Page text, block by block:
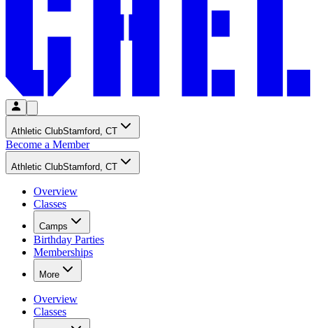
Athletic Club​​​​‌ ‍ ​‍​‍‌‍ ‌ ​‍‌‍‍‌‌‍‌ ‌‍‍‌‌‍ ‍​‍​‍​ ‍‍​‍​‍‌ ​ ‌‍​‌‌‍ ‍‌‍‍‌‌ ‌​‌ ‍‌​‍ ‍‌‍‍‌‌‍ ​‍​‍​‍ ​​‍​‍‌‍‍​‌ ​‍‌‍‌‌‌‍‌‍​‍​‍​ ‍‍​‍​‍‌‍‍​‌ ‌​‌ ‌​‌ ​​‌ ​ ​ ‍‍​‍ ​‍ ‌‍​ ‌‍‍​‌‍‌‌‌‍ ​‌ ​ ‌‍‌‌‌‍​‌‌ ​​‌‍‍‌‌‍‌‌‌ ​‍‌ ​ ​‍ ‍‌ ​ ‌‍​‌‌‍ ‍‌‍‍‌‌ ‌​‌ ‍‌​‍ ‍‌ ​ ‌ ‌​‌ ‌‌‌‍‌​‌‍‍‌‌‍ ​‍ ‌‍‍‌‌‍ ‍‌ ‌​‌‍‌‌‌‍ ‍‌ ‌​​‍ ‌‍‌‌‌‍‌​‌‍‍‌‌ ‌​​‍ ‌‍ ‌‌‍ ‌‍‌​‌‍‌‌​ ‌‌ ​​‌ ​‍‌‍‌‌‌ ​ ‌‍‌‌‌‍ ‍‌ ‌​‌‍​‌‌ ‌​‌‍‍‌‌‍ ‌‍ ‍​ ‍ ‌‍‍‌‌‍‌​​ ‌​ ​‍‌‍​‌​ ‍​​ ‌ ​ ​​​ ‌​​ ​ ​ ‌‍​‍ ‌​ ​‍​ ‌‍​ ‌‍‌‍‌​​‍ ‌​ ‌​‌‍‌‌​ ‍​​ ​​​‍ ‌​ ‍‌​ ‌‍​ ‌‌‌‍‌​​‍ ‌‌‍‌‍​ ‍‌​ ​‍‌‍​‍‌‍‌‍‌‍‌​‌‍‌‌​ ‌ ​ ‍‌​ ‌​‌‍​ ‌‍​ ​ ‍ ‌ ‌​‌ ‍‌‌ ​​‌‍‌‌​ ‌‌ ‌‍‌‍‌‌‌‍ ‍‌ ‌‌‌‍‌‌​ ‍ ‌ ​​‌‍​‌‌ ‌​‌‍‍​​ ‌‌ ​ ‌ ‌‌‌‍​‍‌​ ‍‌‍​‌‌ ‌‍‌‍‍‌‌‍‌ ‌‍​‌‌ ‌​‌‍‍‌‌‍ ‌‍ ‍​‍ ‍‌ ‌​‌‍‍‌‌ ‌​‌‍ ​‌‍‌‌​ ‌‍​‍‌‍​‌‌ ​ ‌‍‌‌‌‌‌‌‌ ​‍‌‍ ​​ ‌‌‍‍​‌ ‌​‌ ‌​‌ ​​‌ ​ ​‍‌‌​ ​ ‌​​‌​‍‌‌​ ​‍‌​‌‍​‍‌‌​ ​‍‌​‌‍‌‍​ ‌‍‍​‌‍‌‌‌‍ ​‌ ​ ‌‍‌‌‌‍​‌‌ ​​‌‍‍‌‌‍‌‌‌ ​‍‌ ​ ​‍ ‍‌ ​ ‌‍​‌‌‍ ‍‌‍‍‌‌ ‌​‌ ‍‌​‍ ‍‌ ​ ‌ ‌​‌ ‌‌‌‍‌​‌‍‍‌‌‍ ​‍‌‍‌‍‍‌‌‍‌​​ ‌​ ​‍‌‍​‌​ ‍​​ ‌ ​ ​​​ ‌​​ ​ ​ ‌‍​‍ ‌​ ​‍​ ‌‍​ ‌‍‌‍‌​​‍ ‌​ ‌​‌‍‌‌​ ‍​​ ​​​‍ ‌​ ‍‌​ ‌‍​ ‌‌‌‍‌​​‍ ‌‌‍‌‍​ ‍‌​ ​‍‌‍​‍‌‍‌‍‌‍‌​‌‍‌‌​ ‌ ​ ‍‌​ ‌​‌‍​ ‌‍​ ​‍‌‍‌ ‌​‌ ‍‌‌ ​​‌‍‌‌​ ‌‌ ‌‍‌‍‌‌‌‍ ‍‌ ‌‌‌‍‌‌​‍‌‍‌ ​​‌‍​‌‌ ‌​‌‍‍​​ ‌‌ ​ ‌ ‌‌‌‍​‍‌​ ‍‌‍​‌‌ ‌‍‌‍‍‌‌‍‌ ‌‍​‌‌ ‌​‌‍‍‌‌‍ ‌‍ ‍​‍ ‍‌ ‌​‌‍‍‌‌ ‌​‌‍ ​‌‍‌‌​‍‌‍‌ ​​‌‍‌‌‌ ​‍‌ ​ ‌ ​​‌‍‌‌‌‍​ ‌ ‌​‌‍‍‌‌ ‌‍‌‍‌‌​ ‌‌ ​​‌ ‌‌‌‍​‍‌‍ ​‌‍‍‌‌ ​ ‌‍‍​‌‍‌‌‌‍‌​​‍​‍‌ ‌Stamford, CT​​​​‌ ‍ ​‍​‍‌‍ ‌ ​‍‌‍‍‌‌‍‌ ‌‍‍‌‌‍ ‍​‍​‍​ ‍‍​‍​‍‌ ​ ‌‍​‌‌‍ ‍‌‍‍‌‌ ‌​‌ ‍‌​‍ ‍‌‍‍‌‌‍ ​‍​‍​‍ ​​‍​‍‌‍‍​‌ ​‍‌‍‌‌‌‍‌‍​‍​‍​ ‍‍​‍​‍‌‍‍​‌ ‌​‌ ‌​‌ ​​‌ ​ ​ ‍‍​‍ ​‍ ‌‍​ ‌‍‍​‌‍‌‌‌‍ ​‌ ​ ‌‍‌‌‌‍​‌‌ ​​‌‍‍‌‌‍‌‌‌ ​‍‌ ​ ​‍ ‍‌ ​ ‌‍​‌‌‍ ‍‌‍‍‌‌ ‌​‌ ‍‌​‍ ‍‌ ​ ‌ ‌​‌ ‌‌‌‍‌​‌‍‍‌‌‍ ​‍ ‌‍‍‌‌‍ ‍‌ ‌​‌‍‌‌‌‍ ‍‌ ‌​​‍ ‌‍‌‌‌‍‌​‌‍‍‌‌ ‌​​‍ ‌‍ ‌‌‍ ‌‍‌​‌‍‌‌​ ‌‌ ​​‌ ​‍‌‍‌‌‌ ​ ‌‍‌‌‌‍ ‍‌ ‌​‌‍​‌‌ ‌​‌‍‍‌‌‍ ‌‍ ‍​ ‍ ‌‍‍‌‌‍‌​​ ‌​ ​‍‌‍​‌​ ‍​​ ‌ ​ ​​​ ‌​​ ​ ​ ‌‍​‍ ‌​ ​‍​ ‌‍​ ‌‍‌‍‌​​‍ ‌​ ‌​‌‍‌‌​ ‍​​ ​​​‍ ‌​ ‍‌​ ‌‍​ ‌‌‌‍‌​​‍ ‌‌‍‌‍​ ‍‌​ ​‍‌‍​‍‌‍‌‍‌‍‌​‌‍‌‌​ ‌ ​ ‍‌​ ‌​‌‍​ ‌‍​ ​ ‍ ‌ ‌​‌ ‍‌‌ ​​‌‍‌‌​ ‌‌ ‌‍‌‍‌‌‌‍ ‍‌ ‌‌‌‍‌‌​ ‍ ‌ ​​‌‍​‌‌ ‌​‌‍‍​​ ‌‌ ‌‍‌‍‌‌‌‍ ‍‌ ‌‌‌‍‌‌‌​ ​‌‍ ‌‍​ ‌‍​‌‌ ‌​‌‍‍‌‌‍ ‌‍ ‍​ ‌‍​‍‌‍​‌‌ ​ ‌‍‌‌‌‌‌‌‌ ​‍‌‍ ​​ ‌‌‍‍​‌ ‌​‌ ‌​‌ ​​‌ ​ ​‍‌‌​ ​ ‌​​‌​‍‌‌​ ​‍‌​‌‍​‍‌‌​ ​‍‌​‌‍‌‍​ ‌‍‍​‌‍‌‌‌‍ ​‌ ​ ‌‍‌‌‌‍​‌‌ ​​‌‍‍‌‌‍‌‌‌ ​‍‌ ​ ​‍ ‍‌ ​ ‌‍​‌‌‍ ‍‌‍‍‌‌ ‌​‌ ‍‌​‍ ‍‌ ​ ‌ ‌​‌ ‌‌‌‍‌​‌‍‍‌‌‍ ​‍‌‍‌‍‍‌‌‍‌​​ ‌​ ​‍‌‍​‌​ ‍​​ ‌ ​ ​​​ ‌​​ ​ ​ ‌‍​‍ ‌​ ​‍​ ‌‍​ ‌‍‌‍‌​​‍ ‌​ ‌​‌‍‌‌​ ‍​​ ​​​‍ ‌​ ‍‌​ ‌‍​ ‌‌‌‍‌​​‍ ‌‌‍‌‍​ ‍‌​ ​‍‌‍​‍‌‍‌‍‌‍‌​‌‍‌‌​ ‌ ​ ‍‌​ ‌​‌‍​ ‌‍​ ​‍‌‍‌ ‌​‌ ‍‌‌ ​​‌‍‌‌​ ‌‌ ‌‍‌‍‌‌‌‍ ‍‌ ‌‌‌‍‌‌​‍‌‍‌ ​​‌‍​‌‌ ‌​‌‍‍​​ ‌‌ ‌‍‌‍‌‌‌‍ ‍‌ ‌‌‌‍‌‌‌​ ​‌‍ ‌‍​ ‌‍​‌‌ ‌​‌‍‍‌‌‍ ‌‍ ‍​‍‌‍‌ ​​‌‍‌‌‌ ​‍‌ ​ ‌ ​​‌‍‌‌‌‍​ ‌ ‌​‌‍‍‌‌ ‌‍‌‍‌‌​ ‌‌ ​​‌ ‌‌‌‍​‍‌‍ ​‌‍‍‌‌ ​ ‌‍‍​‌‍‌‌‌‍‌​​‍​‍‌ ‌
Become a Member​​​​‌ ‍ ​‍​‍‌‍ ‌ ​‍‌‍‍‌‌‍‌ ‌‍‍‌‌‍ ‍​‍​‍​ ‍‍​‍​‍‌ ​ ‌‍​‌‌‍ ‍‌‍‍‌‌ ‌​‌ ‍‌​‍ ‍‌‍‍‌‌‍ ​‍​‍​‍ ​​‍​‍‌‍‍​‌ ​‍‌‍‌‌‌‍‌‍​‍​‍​ ‍‍​‍​‍‌‍‍​‌ ‌​‌ ‌​‌ ​​‌ ​ ​ ‍‍​‍ ​‍ ‌‍​ ‌‍‍​‌‍‌‌‌‍ ​‌ ​ ‌‍‌‌‌‍​‌‌ ​​‌‍‍‌‌‍‌‌‌ ​‍‌ ​ ​‍ ‍‌ ​ ‌‍​‌‌‍ ‍‌‍‍‌‌ ‌​‌ ‍‌​‍ ‍‌ ​ ‌ ‌​‌ ‌‌‌‍‌​‌‍‍‌‌‍ ​‍ ‌‍‍‌‌‍ ‍‌ ‌​‌‍‌‌‌‍ ‍‌ ‌​​‍ ‌‍‌‌‌‍‌​‌‍‍‌‌ ‌​​‍ ‌‍ ‌‌‍ ‌‍‌​‌‍‌‌​ ‌‌ ​​‌ ​‍‌‍‌‌‌ ​ ‌‍‌‌‌‍ ‍‌ ‌​‌‍​‌‌ ‌​‌‍‍‌‌‍ ‌‍ ‍​ ‍ ‌‍‍‌‌‍‌​​ ‌​ ​‍‌‍​‌​ ‍​​ ‌ ​ ​​​ ‌​​ ​ ​ ‌‍​‍ ‌​ ​‍​ ‌‍​ ‌‍‌‍‌​​‍ ‌​ ‌​‌‍‌‌​ ‍​​ ​​​‍ ‌​ ‍‌​ ‌‍​ ‌‌‌‍‌​​‍ ‌‌‍‌‍​ ‍‌​ ​‍‌‍​‍‌‍‌‍‌‍‌​‌‍‌‌​ ‌ ​ ‍‌​ ‌​‌‍​ ‌‍​ ​ ‍ ‌ ‌​‌ ‍‌‌ ​​‌‍‌‌​ ‌‌ ‌‍‌‍‌‌‌‍ ‍‌ ‌‌‌‍‌‌​ ‍ ‌ ​​‌‍​‌‌ ‌​‌‍‍​​ ‌‌ ​ ‌ ‌‌‌‍​‍‌​ ‍‌‍​‌‌ ‌‍‌‍‍‌‌‍‌ ‌‍​‌‌ ‌​‌‍‍‌‌‍ ‌‍ ‍​‍ ‍‌‍​ ‌ ‌​‌‍​‌‌​​‍‌ ‌‌‌ ‌​‌ ‌​‌‍ ‌‍ ‍​‍ ‍‌‍​‍‌ ‌‌‌ ‌​‌ ‌​‌‍ ‌‍ ‍‌ ​ ​‍‌‌​ ‌‌‌​​‍‌‌ ‌‍‍ ‌‍‌‌‌ ‍‌​‍‌‌​ ​ ‌​‌​​‍‌‌​ ​ ‌​‌​​‍‌‌​ ​‍​ ​‍​ ‌​​ ‌‌​ ‌​‌‍‌​‌‍​ ​ ‍​​ ‌ ‌‍‌‌​ ‌ ​ ​‌​ ‌‌​ ‌ ​‍‌‌​ ​‍​ ​‍​‍‌‌​ ‌‌‌​‌​​‍ ‍‌ ‌​‌‍‌‌‌ ‍​‌ ‌​​ ‌‍​‍‌‍​‌‌ ​ ‌‍‌‌‌‌‌‌‌ ​‍‌‍ ​​ ‌‌‍‍​‌ ‌​‌ ‌​‌ ​​‌ ​ ​‍‌‌​ ​ ‌​​‌​‍‌‌​ ​‍‌​‌‍​‍‌‌​ ​‍‌​‌‍‌‍​ ‌‍‍​‌‍‌‌‌‍ ​‌ ​ ‌‍‌‌‌‍​‌‌ ​​‌‍‍‌‌‍‌‌‌ ​‍‌ ​ ​‍ ‍‌ ​ ‌‍​‌‌‍ ‍‌‍‍‌‌ ‌​‌ ‍‌​‍ ‍‌ ​ ‌ ‌​‌ ‌‌‌‍‌​‌‍‍‌‌‍ ​‍‌‍‌‍‍‌‌‍‌​​ ‌​ ​‍‌‍​‌​ ‍​​ ‌ ​ ​​​ ‌​​ ​ ​ ‌‍​‍ ‌​ ​‍​ ‌‍​ ‌‍‌‍‌​​‍ ‌​ ‌​‌‍‌‌​ ‍​​ ​​​‍ ‌​ ‍‌​ ‌‍​ ‌‌‌‍‌​​‍ ‌‌‍‌‍​ ‍‌​ ​‍‌‍​‍‌‍‌‍‌‍‌​‌‍‌‌​ ‌ ​ ‍‌​ ‌​‌‍​ ‌‍​ ​‍‌‍‌ ‌​‌ ‍‌‌ ​​‌‍‌‌​ ‌‌ ‌‍‌‍‌‌‌‍ ‍‌ ‌‌‌‍‌‌​‍‌‍‌ ​​‌‍​‌‌ ‌​‌‍‍​​ ‌‌ ​ ‌ ‌‌‌‍​‍‌​ ‍‌‍​‌‌ ‌‍‌‍‍‌‌‍‌ ‌‍​‌‌ ‌​‌‍‍‌‌‍ ‌‍ ‍​‍ ‍‌‍​ ‌ ‌​‌‍​‌‌​​‍‌ ‌‌‌ ‌​‌ ‌​‌‍ ‌‍ ‍​‍ ‍‌‍​‍‌ ‌‌‌ ‌​‌ ‌​‌‍ ‌‍ ‍‌ ​ ​‍‌‌​ ‌‌‌​​‍‌‌ ‌‍‍ ‌‍‌‌‌ ‍‌​‍‌‌​ ​ ‌​‌​​‍‌‌​ ​ ‌​‌​​‍‌‌​ ​‍​ ​‍​ ‌​​ ‌‌​ ‌​‌‍‌​‌‍​ ​ ‍​​ ‌ ‌‍‌‌​ ‌ ​ ​‌​ ‌‌​ ‌ ​‍‌‌​ ​‍​ ​‍​‍‌‌​ ‌‌‌​‌​​‍ ‍‌ ‌​‌‍‌‌‌ ‍​‌ ‌​​‍‌‍‌ ​​‌‍‌‌‌ ​‍‌ ​ ‌ ​​‌‍‌‌‌‍​ ‌ ‌​‌‍‍‌‌ ‌‍‌‍‌‌​ ‌‌ ​​‌ ‌‌‌‍​‍‌‍ ​‌‍‍‌‌ ​ ‌‍‍​‌‍‌‌‌‍‌​​‍​‍‌ ‌
Athletic Club​​​​‌ ‍ ​‍​‍‌‍ ‌ ​‍‌‍‍‌‌‍‌ ‌‍‍‌‌‍ ‍​‍​‍​ ‍‍​‍​‍‌ ​ ‌‍​‌‌‍ ‍‌‍‍‌‌ ‌​‌ ‍‌​‍ ‍‌‍‍‌‌‍ ​‍​‍​‍ ​​‍​‍‌‍‍​‌ ​‍‌‍‌‌‌‍‌‍​‍​‍​ ‍‍​‍​‍‌‍‍​‌ ‌​‌ ‌​‌ ​​‌ ​ ​ ‍‍​‍ ​‍ ‌‍​ ‌‍‍​‌‍‌‌‌‍ ​‌ ​ ‌‍‌‌‌‍​‌‌ ​​‌‍‍‌‌‍‌‌‌ ​‍‌ ​ ​‍ ‍‌ ​ ‌‍​‌‌‍ ‍‌‍‍‌‌ ‌​‌ ‍‌​‍ ‍‌ ​ ‌ ‌​‌ ‌‌‌‍‌​‌‍‍‌‌‍ ​‍ ‌‍‍‌‌‍ ‍‌ ‌​‌‍‌‌‌‍ ‍‌ ‌​​‍ ‌‍‌‌‌‍‌​‌‍‍‌‌ ‌​​‍ ‌‍ ‌‌‍ ‌‍‌​‌‍‌‌​ ‌‌ ​​‌ ​‍‌‍‌‌‌ ​ ‌‍‌‌‌‍ ‍‌ ‌​‌‍​‌‌ ‌​‌‍‍‌‌‍ ‌‍ ‍​ ‍ ‌‍‍‌‌‍‌​​ ‌​ ​‍‌‍​‌​ ‍​​ ‌ ​ ​​​ ‌​​ ​ ​ ‌‍​‍ ‌​ ​‍​ ‌‍​ ‌‍‌‍‌​​‍ ‌​ ‌​‌‍‌‌​ ‍​​ ​​​‍ ‌​ ‍‌​ ‌‍​ ‌‌‌‍‌​​‍ ‌‌‍‌‍​ ‍‌​ ​‍‌‍​‍‌‍‌‍‌‍‌​‌‍‌‌​ ‌ ​ ‍‌​ ‌​‌‍​ ‌‍​ ​ ‍ ‌ ‌​‌ ‍‌‌ ​​‌‍‌‌​ ‌‌ ‌‍‌‍‌‌‌‍ ‍‌ ‌‌‌‍‌‌​ ‍ ‌ ​​‌‍​‌‌ ‌​‌‍‍​​ ‌‌ ​ ‌ ‌‌‌‍​‍‌​ ‍‌‍​‌‌ ‌‍‌‍‍‌‌‍‌ ‌‍​‌‌ ‌​‌‍‍‌‌‍ ‌‍ ‍​‍ ‍‌ ‌​‌‍‍‌‌ ‌​‌‍ ​‌‍‌‌​ ‌‍​‍‌‍​‌‌ ​ ‌‍‌‌‌‌‌‌‌ ​‍‌‍ ​​ ‌‌‍‍​‌ ‌​‌ ‌​‌ ​​‌ ​ ​‍‌‌​ ​ ‌​​‌​‍‌‌​ ​‍‌​‌‍​‍‌‌​ ​‍‌​‌‍‌‍​ ‌‍‍​‌‍‌‌‌‍ ​‌ ​ ‌‍‌‌‌‍​‌‌ ​​‌‍‍‌‌‍‌‌‌ ​‍‌ ​ ​‍ ‍‌ ​ ‌‍​‌‌‍ ‍‌‍‍‌‌ ‌​‌ ‍‌​‍ ‍‌ ​ ‌ ‌​‌ ‌‌‌‍‌​‌‍‍‌‌‍ ​‍‌‍‌‍‍‌‌‍‌​​ ‌​ ​‍‌‍​‌​ ‍​​ ‌ ​ ​​​ ‌​​ ​ ​ ‌‍​‍ ‌​ ​‍​ ‌‍​ ‌‍‌‍‌​​‍ ‌​ ‌​‌‍‌‌​ ‍​​ ​​​‍ ‌​ ‍‌​ ‌‍​ ‌‌‌‍‌​​‍ ‌‌‍‌‍​ ‍‌​ ​‍‌‍​‍‌‍‌‍‌‍‌​‌‍‌‌​ ‌ ​ ‍‌​ ‌​‌‍​ ‌‍​ ​‍‌‍‌ ‌​‌ ‍‌‌ ​​‌‍‌‌​ ‌‌ ‌‍‌‍‌‌‌‍ ‍‌ ‌‌‌‍‌‌​‍‌‍‌ ​​‌‍​‌‌ ‌​‌‍‍​​ ‌‌ ​ ‌ ‌‌‌‍​‍‌​ ‍‌‍​‌‌ ‌‍‌‍‍‌‌‍‌ ‌‍​‌‌ ‌​‌‍‍‌‌‍ ‌‍ ‍​‍ ‍‌ ‌​‌‍‍‌‌ ‌​‌‍ ​‌‍‌‌​‍‌‍‌ ​​‌‍‌‌‌ ​‍‌ ​ ‌ ​​‌‍‌‌‌‍​ ‌ ‌​‌‍‍‌‌ ‌‍‌‍‌‌​ ‌‌ ​​‌ ‌‌‌‍​‍‌‍ ​‌‍‍‌‌ ​ ‌‍‍​‌‍‌‌‌‍‌​​‍​‍‌ ‌Stamford, CT​​​​‌ ‍ ​‍​‍‌‍ ‌ ​‍‌‍‍‌‌‍‌ ‌‍‍‌‌‍ ‍​‍​‍​ ‍‍​‍​‍‌ ​ ‌‍​‌‌‍ ‍‌‍‍‌‌ ‌​‌ ‍‌​‍ ‍‌‍‍‌‌‍ ​‍​‍​‍ ​​‍​‍‌‍‍​‌ ​‍‌‍‌‌‌‍‌‍​‍​‍​ ‍‍​‍​‍‌‍‍​‌ ‌​‌ ‌​‌ ​​‌ ​ ​ ‍‍​‍ ​‍ ‌‍​ ‌‍‍​‌‍‌‌‌‍ ​‌ ​ ‌‍‌‌‌‍​‌‌ ​​‌‍‍‌‌‍‌‌‌ ​‍‌ ​ ​‍ ‍‌ ​ ‌‍​‌‌‍ ‍‌‍‍‌‌ ‌​‌ ‍‌​‍ ‍‌ ​ ‌ ‌​‌ ‌‌‌‍‌​‌‍‍‌‌‍ ​‍ ‌‍‍‌‌‍ ‍‌ ‌​‌‍‌‌‌‍ ‍‌ ‌​​‍ ‌‍‌‌‌‍‌​‌‍‍‌‌ ‌​​‍ ‌‍ ‌‌‍ ‌‍‌​‌‍‌‌​ ‌‌ ​​‌ ​‍‌‍‌‌‌ ​ ‌‍‌‌‌‍ ‍‌ ‌​‌‍​‌‌ ‌​‌‍‍‌‌‍ ‌‍ ‍​ ‍ ‌‍‍‌‌‍‌​​ ‌​ ​‍‌‍​‌​ ‍​​ ‌ ​ ​​​ ‌​​ ​ ​ ‌‍​‍ ‌​ ​‍​ ‌‍​ ‌‍‌‍‌​​‍ ‌​ ‌​‌‍‌‌​ ‍​​ ​​​‍ ‌​ ‍‌​ ‌‍​ ‌‌‌‍‌​​‍ ‌‌‍‌‍​ ‍‌​ ​‍‌‍​‍‌‍‌‍‌‍‌​‌‍‌‌​ ‌ ​ ‍‌​ ‌​‌‍​ ‌‍​ ​ ‍ ‌ ‌​‌ ‍‌‌ ​​‌‍‌‌​ ‌‌ ‌‍‌‍‌‌‌‍ ‍‌ ‌‌‌‍‌‌​ ‍ ‌ ​​‌‍​‌‌ ‌​‌‍‍​​ ‌‌ ‌‍‌‍‌‌‌‍ ‍‌ ‌‌‌‍‌‌‌​ ​‌‍ ‌‍​ ‌‍​‌‌ ‌​‌‍‍‌‌‍ ‌‍ ‍​ ‌‍​‍‌‍​‌‌ ​ ‌‍‌‌‌‌‌‌‌ ​‍‌‍ ​​ ‌‌‍‍​‌ ‌​‌ ‌​‌ ​​‌ ​ ​‍‌‌​ ​ ‌​​‌​‍‌‌​ ​‍‌​‌‍​‍‌‌​ ​‍‌​‌‍‌‍​ ‌‍‍​‌‍‌‌‌‍ ​‌ ​ ‌‍‌‌‌‍​‌‌ ​​‌‍‍‌‌‍‌‌‌ ​‍‌ ​ ​‍ ‍‌ ​ ‌‍​‌‌‍ ‍‌‍‍‌‌ ‌​‌ ‍‌​‍ ‍‌ ​ ‌ ‌​‌ ‌‌‌‍‌​‌‍‍‌‌‍ ​‍‌‍‌‍‍‌‌‍‌​​ ‌​ ​‍‌‍​‌​ ‍​​ ‌ ​ ​​​ ‌​​ ​ ​ ‌‍​‍ ‌​ ​‍​ ‌‍​ ‌‍‌‍‌​​‍ ‌​ ‌​‌‍‌‌​ ‍​​ ​​​‍ ‌​ ‍‌​ ‌‍​ ‌‌‌‍‌​​‍ ‌‌‍‌‍​ ‍‌​ ​‍‌‍​‍‌‍‌‍‌‍‌​‌‍‌‌​ ‌ ​ ‍‌​ ‌​‌‍​ ‌‍​ ​‍‌‍‌ ‌​‌ ‍‌‌ ​​‌‍‌‌​ ‌‌ ‌‍‌‍‌‌‌‍ ‍‌ ‌‌‌‍‌‌​‍‌‍‌ ​​‌‍​‌‌ ‌​‌‍‍​​ ‌‌ ‌‍‌‍‌‌‌‍ ‍‌ ‌‌‌‍‌‌‌​ ​‌‍ ‌‍​ ‌‍​‌‌ ‌​‌‍‍‌‌‍ ‌‍ ‍​‍‌‍‌ ​​‌‍‌‌‌ ​‍‌ ​ ‌ ​​‌‍‌‌‌‍​ ‌ ‌​‌‍‍‌‌ ‌‍‌‍‌‌​ ‌‌ ​​‌ ‌‌‌‍​‍‌‍ ​‌‍‍‌‌ ​ ‌‍‍​‌‍‌‌‌‍‌​​‍​‍‌ ‌
Overview​​​​‌ ‍ ​‍​‍‌‍ ‌ ​‍‌‍‍‌‌‍‌ ‌‍‍‌‌‍ ‍​‍​‍​ ‍‍​‍​‍‌ ​ ‌‍​‌‌‍ ‍‌‍‍‌‌ ‌​‌ ‍‌​‍ ‍‌‍‍‌‌‍ ​‍​‍​‍ ​​‍​‍‌‍‍​‌ ​‍‌‍‌‌‌‍‌‍​‍​‍​ ‍‍​‍​‍‌‍‍​‌ ‌​‌ ‌​‌ ​​‌ ​ ​ ‍‍​‍ ​‍ ‌‍​ ‌‍‍​‌‍‌‌‌‍ ​‌ ​ ‌‍‌‌‌‍​‌‌ ​​‌‍‍‌‌‍‌‌‌ ​‍‌ ​ ​‍ ‍‌ ​ ‌‍​‌‌‍ ‍‌‍‍‌‌ ‌​‌ ‍‌​‍ ‍‌ ​ ‌ ‌​‌ ‌‌‌‍‌​‌‍‍‌‌‍ ​‍ ‌‍‍‌‌‍ ‍‌ ‌​‌‍‌‌‌‍ ‍‌ ‌​​‍ ‌‍‌‌‌‍‌​‌‍‍‌‌ ‌​​‍ ‌‍ ‌‌‍ ‌‍‌​‌‍‌‌​ ‌‌ ​​‌ ​‍‌‍‌‌‌ ​ ‌‍‌‌‌‍ ‍‌ ‌​‌‍​‌‌ ‌​‌‍‍‌‌‍ ‌‍ ‍​ ‍ ‌‍‍‌‌‍‌​​ ‌​ ​‍‌‍​‌​ ‍​​ ‌ ​ ​​​ ‌​​ ​ ​ ‌‍​‍ ‌​ ​‍​ ‌‍​ ‌‍‌‍‌​​‍ ‌​ ‌​‌‍‌‌​ ‍​​ ​​​‍ ‌​ ‍‌​ ‌‍​ ‌‌‌‍‌​​‍ ‌‌‍‌‍​ ‍‌​ ​‍‌‍​‍‌‍‌‍‌‍‌​‌‍‌‌​ ‌ ​ ‍‌​ ‌​‌‍​ ‌‍​ ​ ‍ ‌ ‌​‌ ‍‌‌ ​​‌‍‌‌​ ‌‌ ‌‍‌‍‌‌‌‍ ‍‌ ‌‌‌‍‌‌​ ‍ ‌ ​​‌‍​‌‌ ‌​‌‍‍​​ ‌‌ ​ ‌ ‌‌‌‍​‍‌​ ‍‌‍​‌‌ ‌‍‌‍‍‌‌‍‌ ‌‍​‌‌ ‌​‌‍‍‌‌‍ ‌‍ ‍​‍ ‍‌‍​ ‌‍ ‌‍ ​‌ ‌‌‌‍ ‌‌‍ ‍‌ ​ ​‍‌‌​ ‌‌‌​​‍‌‌ ‌‍‍ ‌‍‌‌‌ ‍‌​‍‌‌​ ​ ‌​‌​​‍‌‌​ ​ ‌​‌​​‍‌‌​ ​‍​ ​‍‌‍​‍​ ​ ‌‍‌​​ ​‌‌‍‌‍​ ​ ​ ‍‌‌‍‌​​ ‍​​ ‍‌​ ‌ ​ ​​​ ‍​​ ​‍‌‍‌​​ ‌ ​ ​​​ ​ ‌‍‌‍​ ​‍​ ​‌​ ​ ‌‍​‌​ ‍​​ ‍​​ ​‌‌‍​‍​ ‌‌‌‍​‌‌‍​‌‌‍​‌​ ‌‍​‍‌‌​ ​‍​ ​‍​‍‌‌​ ‌‌‌​‌​​‍ ‍‌‍ ​‌‍‍‌‌‍ ‍‌‍‍ ‌ ​ ​‍‌‌​ ‌‌‌​​‍‌‌ ‌‍‍ ‌‍‌‌‌ ‍‌​‍‌‌​ ​ ‌​‌​​‍‌‌​ ​ ‌​‌​​‍‌‌​ ​‍​ ​‍​ ‍‌​ ‍‌​ ​‌​ ‍​‌‍​ ‌‍​ ​ ​ ​ ‍​​ ​‍​ ​‍​ ​‍​ ‍‌​‍‌‌​ ​‍​ ​‍​‍‌‌​ ‌‌‌​‌​​‍ ‍‌ ‌​‌‍‍‌‌ ‌​‌‍ ​‌‍‌‌​ ‌‍​‍‌‍​‌‌ ​ ‌‍‌‌‌‌‌‌‌ ​‍‌‍ ​​ ‌‌‍‍​‌ ‌​‌ ‌​‌ ​​‌ ​ ​‍‌‌​ ​ ‌​​‌​‍‌‌​ ​‍‌​‌‍​‍‌‌​ ​‍‌​‌‍‌‍​ ‌‍‍​‌‍‌‌‌‍ ​‌ ​ ‌‍‌‌‌‍​‌‌ ​​‌‍‍‌‌‍‌‌‌ ​‍‌ ​ ​‍ ‍‌ ​ ‌‍​‌‌‍ ‍‌‍‍‌‌ ‌​‌ ‍‌​‍ ‍‌ ​ ‌ ‌​‌ ‌‌‌‍‌​‌‍‍‌‌‍ ​‍‌‍‌‍‍‌‌‍‌​​ ‌​ ​‍‌‍​‌​ ‍​​ ‌ ​ ​​​ ‌​​ ​ ​ ‌‍​‍ ‌​ ​‍​ ‌‍​ ‌‍‌‍‌​​‍ ‌​ ‌​‌‍‌‌​ ‍​​ ​​​‍ ‌​ ‍‌​ ‌‍​ ‌‌‌‍‌​​‍ ‌‌‍‌‍​ ‍‌​ ​‍‌‍​‍‌‍‌‍‌‍‌​‌‍‌‌​ ‌ ​ ‍‌​ ‌​‌‍​ ‌‍​ ​‍‌‍‌ ‌​‌ ‍‌‌ ​​‌‍‌‌​ ‌‌ ‌‍‌‍‌‌‌‍ ‍‌ ‌‌‌‍‌‌​‍‌‍‌ ​​‌‍​‌‌ ‌​‌‍‍​​ ‌‌ ​ ‌ ‌‌‌‍​‍‌​ ‍‌‍​‌‌ ‌‍‌‍‍‌‌‍‌ ‌‍​‌‌ ‌​‌‍‍‌‌‍ ‌‍ ‍​‍ ‍‌‍​ ‌‍ ‌‍ ​‌ ‌‌‌‍ ‌‌‍ ‍‌ ​ ​‍‌‌​ ‌‌‌​​‍‌‌ ‌‍‍ ‌‍‌‌‌ ‍‌​‍‌‌​ ​ ‌​‌​​‍‌‌​ ​ ‌​‌​​‍‌‌​ ​‍​ ​‍‌‍​‍​ ​ ‌‍‌​​ ​‌‌‍‌‍​ ​ ​ ‍‌‌‍‌​​ ‍​​ ‍‌​ ‌ ​ ​​​ ‍​​ ​‍‌‍‌​​ ‌ ​ ​​​ ​ ‌‍‌‍​ ​‍​ ​‌​ ​ ‌‍​‌​ ‍​​ ‍​​ ​‌‌‍​‍​ ‌‌‌‍​‌‌‍​‌‌‍​‌​ ‌‍​‍‌‌​ ​‍​ ​‍​‍‌‌​ ‌‌‌​‌​​‍ ‍‌‍ ​‌‍‍‌‌‍ ‍‌‍‍ ‌ ​ ​‍‌‌​ ‌‌‌​​‍‌‌ ‌‍‍ ‌‍‌‌‌ ‍‌​‍‌‌​ ​ ‌​‌​​‍‌‌​ ​ ‌​‌​​‍‌‌​ ​‍​ ​‍​ ‍‌​ ‍‌​ ​‌​ ‍​‌‍​ ‌‍​ ​ ​ ​ ‍​​ ​‍​ ​‍​ ​‍​ ‍‌​‍‌‌​ ​‍​ ​‍​‍‌‌​ ‌‌‌​‌​​‍ ‍‌ ‌​‌‍‍‌‌ ‌​‌‍ ​‌‍‌‌​‍‌‍‌ ​​‌‍‌‌‌ ​‍‌ ​ ‌ ​​‌‍‌‌‌‍​ ‌ ‌​‌‍‍‌‌ ‌‍‌‍‌‌​ ‌‌ ​​‌ ‌‌‌‍​‍‌‍ ​‌‍‍‌‌ ​ ‌‍‍​‌‍‌‌‌‍‌​​‍​‍‌ ‌
Classes​​​​‌ ‍ ​‍​‍‌‍ ‌ ​‍‌‍‍‌‌‍‌ ‌‍‍‌‌‍ ‍​‍​‍​ ‍‍​‍​‍‌ ​ ‌‍​‌‌‍ ‍‌‍‍‌‌ ‌​‌ ‍‌​‍ ‍‌‍‍‌‌‍ ​‍​‍​‍ ​​‍​‍‌‍‍​‌ ​‍‌‍‌‌‌‍‌‍​‍​‍​ ‍‍​‍​‍‌‍‍​‌ ‌​‌ ‌​‌ ​​‌ ​ ​ ‍‍​‍ ​‍ ‌‍​ ‌‍‍​‌‍‌‌‌‍ ​‌ ​ ‌‍‌‌‌‍​‌‌ ​​‌‍‍‌‌‍‌‌‌ ​‍‌ ​ ​‍ ‍‌ ​ ‌‍​‌‌‍ ‍‌‍‍‌‌ ‌​‌ ‍‌​‍ ‍‌ ​ ‌ ‌​‌ ‌‌‌‍‌​‌‍‍‌‌‍ ​‍ ‌‍‍‌‌‍ ‍‌ ‌​‌‍‌‌‌‍ ‍‌ ‌​​‍ ‌‍‌‌‌‍‌​‌‍‍‌‌ ‌​​‍ ‌‍ ‌‌‍ ‌‍‌​‌‍‌‌​ ‌‌ ​​‌ ​‍‌‍‌‌‌ ​ ‌‍‌‌‌‍ ‍‌ ‌​‌‍​‌‌ ‌​‌‍‍‌‌‍ ‌‍ ‍​ ‍ ‌‍‍‌‌‍‌​​ ‌​ ​‍‌‍​‌​ ‍​​ ‌ ​ ​​​ ‌​​ ​ ​ ‌‍​‍ ‌​ ​‍​ ‌‍​ ‌‍‌‍‌​​‍ ‌​ ‌​‌‍‌‌​ ‍​​ ​​​‍ ‌​ ‍‌​ ‌‍​ ‌‌‌‍‌​​‍ ‌‌‍‌‍​ ‍‌​ ​‍‌‍​‍‌‍‌‍‌‍‌​‌‍‌‌​ ‌ ​ ‍‌​ ‌​‌‍​ ‌‍​ ​ ‍ ‌ ‌​‌ ‍‌‌ ​​‌‍‌‌​ ‌‌ ‌‍‌‍‌‌‌‍ ‍‌ ‌‌‌‍‌‌​ ‍ ‌ ​​‌‍​‌‌ ‌​‌‍‍​​ ‌‌ ​ ‌ ‌‌‌‍​‍‌​ ‍‌‍​‌‌ ‌‍‌‍‍‌‌‍‌ ‌‍​‌‌ ‌​‌‍‍‌‌‍ ‌‍ ‍​‍ ‍‌‍​ ‌‍ ‌‍ ​‌ ‌‌‌‍ ‌‌‍ ‍‌ ​ ​‍‌‌​ ‌‌‌​​‍‌‌ ‌‍‍ ‌‍‌‌‌ ‍‌​‍‌‌​ ​ ‌​‌​​‍‌‌​ ​ ‌​‌​​‍‌‌​ ​‍​ ​‍​ ​​​ ​‍​ ‌ ‌‍‌‍​ ‍‌​ ‌ ‌‍​‍​ ​ ‌‍‌‌​ ‍‌‌‍‌‌‌‍​ ​‍‌‌​ ​‍​ ​‍​‍‌‌​ ‌‌‌​‌​​‍ ‍‌‍ ​‌‍‍‌‌‍ ‍‌‍‍ ‌ ​ ​‍‌‌​ ‌‌‌​​‍‌‌ ‌‍‍ ‌‍‌‌‌ ‍‌​‍‌‌​ ​ ‌​‌​​‍‌‌​ ​ ‌​‌​​‍‌‌​ ​‍​ ​‍​ ‍‌​ ‍‌​ ​‌​ ‍​‌‍​ ‌‍​ ​ ​ ​ ‍​​ ​‍​ ​‍​ ​‍​ ‍‌​‍‌‌​ ​‍​ ​‍​‍‌‌​ ‌‌‌​‌​​‍ ‍‌ ‌​‌‍‍‌‌ ‌​‌‍ ​‌‍‌‌​ ‌‍​‍‌‍​‌‌ ​ ‌‍‌‌‌‌‌‌‌ ​‍‌‍ ​​ ‌‌‍‍​‌ ‌​‌ ‌​‌ ​​‌ ​ ​‍‌‌​ ​ ‌​​‌​‍‌‌​ ​‍‌​‌‍​‍‌‌​ ​‍‌​‌‍‌‍​ ‌‍‍​‌‍‌‌‌‍ ​‌ ​ ‌‍‌‌‌‍​‌‌ ​​‌‍‍‌‌‍‌‌‌ ​‍‌ ​ ​‍ ‍‌ ​ ‌‍​‌‌‍ ‍‌‍‍‌‌ ‌​‌ ‍‌​‍ ‍‌ ​ ‌ ‌​‌ ‌‌‌‍‌​‌‍‍‌‌‍ ​‍‌‍‌‍‍‌‌‍‌​​ ‌​ ​‍‌‍​‌​ ‍​​ ‌ ​ ​​​ ‌​​ ​ ​ ‌‍​‍ ‌​ ​‍​ ‌‍​ ‌‍‌‍‌​​‍ ‌​ ‌​‌‍‌‌​ ‍​​ ​​​‍ ‌​ ‍‌​ ‌‍​ ‌‌‌‍‌​​‍ ‌‌‍‌‍​ ‍‌​ ​‍‌‍​‍‌‍‌‍‌‍‌​‌‍‌‌​ ‌ ​ ‍‌​ ‌​‌‍​ ‌‍​ ​‍‌‍‌ ‌​‌ ‍‌‌ ​​‌‍‌‌​ ‌‌ ‌‍‌‍‌‌‌‍ ‍‌ ‌‌‌‍‌‌​‍‌‍‌ ​​‌‍​‌‌ ‌​‌‍‍​​ ‌‌ ​ ‌ ‌‌‌‍​‍‌​ ‍‌‍​‌‌ ‌‍‌‍‍‌‌‍‌ ‌‍​‌‌ ‌​‌‍‍‌‌‍ ‌‍ ‍​‍ ‍‌‍​ ‌‍ ‌‍ ​‌ ‌‌‌‍ ‌‌‍ ‍‌ ​ ​‍‌‌​ ‌‌‌​​‍‌‌ ‌‍‍ ‌‍‌‌‌ ‍‌​‍‌‌​ ​ ‌​‌​​‍‌‌​ ​ ‌​‌​​‍‌‌​ ​‍​ ​‍​ ​​​ ​‍​ ‌ ‌‍‌‍​ ‍‌​ ‌ ‌‍​‍​ ​ ‌‍‌‌​ ‍‌‌‍‌‌‌‍​ ​‍‌‌​ ​‍​ ​‍​‍‌‌​ ‌‌‌​‌​​‍ ‍‌‍ ​‌‍‍‌‌‍ ‍‌‍‍ ‌ ​ ​‍‌‌​ ‌‌‌​​‍‌‌ ‌‍‍ ‌‍‌‌‌ ‍‌​‍‌‌​ ​ ‌​‌​​‍‌‌​ ​ ‌​‌​​‍‌‌​ ​‍​ ​‍​ ‍‌​ ‍‌​ ​‌​ ‍​‌‍​ ‌‍​ ​ ​ ​ ‍​​ ​‍​ ​‍​ ​‍​ ‍‌​‍‌‌​ ​‍​ ​‍​‍‌‌​ ‌‌‌​‌​​‍ ‍‌ ‌​‌‍‍‌‌ ‌​‌‍ ​‌‍‌‌​‍‌‍‌ ​​‌‍‌‌‌ ​‍‌ ​ ‌ ​​‌‍‌‌‌‍​ ‌ ‌​‌‍‍‌‌ ‌‍‌‍‌‌​ ‌‌ ​​‌ ‌‌‌‍​‍‌‍ ​‌‍‍‌‌ ​ ‌‍‍​‌‍‌‌‌‍‌​​‍​‍‌ ‌
Camps​​​​‌ ‍ ​‍​‍‌‍ ‌ ​‍‌‍‍‌‌‍‌ ‌‍‍‌‌‍ ‍​‍​‍​ ‍‍​‍​‍‌ ​ ‌‍​‌‌‍ ‍‌‍‍‌‌ ‌​‌ ‍‌​‍ ‍‌‍‍‌‌‍ ​‍​‍​‍ ​​‍​‍‌‍‍​‌ ​‍‌‍‌‌‌‍‌‍​‍​‍​ ‍‍​‍​‍‌‍‍​‌ ‌​‌ ‌​‌ ​​‌ ​ ​ ‍‍​‍ ​‍ ‌‍​ ‌‍‍​‌‍‌‌‌‍ ​‌ ​ ‌‍‌‌‌‍​‌‌ ​​‌‍‍‌‌‍‌‌‌ ​‍‌ ​ ​‍ ‍‌ ​ ‌‍​‌‌‍ ‍‌‍‍‌‌ ‌​‌ ‍‌​‍ ‍‌ ​ ‌ ‌​‌ ‌‌‌‍‌​‌‍‍‌‌‍ ​‍ ‌‍‍‌‌‍ ‍‌ ‌​‌‍‌‌‌‍ ‍‌ ‌​​‍ ‌‍‌‌‌‍‌​‌‍‍‌‌ ‌​​‍ ‌‍ ‌‌‍ ‌‍‌​‌‍‌‌​ ‌‌ ​​‌ ​‍‌‍‌‌‌ ​ ‌‍‌‌‌‍ ‍‌ ‌​‌‍​‌‌ ‌​‌‍‍‌‌‍ ‌‍ ‍​ ‍ ‌‍‍‌‌‍‌​​ ‌​ ​‍‌‍​‌​ ‍​​ ‌ ​ ​​​ ‌​​ ​ ​ ‌‍​‍ ‌​ ​‍​ ‌‍​ ‌‍‌‍‌​​‍ ‌​ ‌​‌‍‌‌​ ‍​​ ​​​‍ ‌​ ‍‌​ ‌‍​ ‌‌‌‍‌​​‍ ‌‌‍‌‍​ ‍‌​ ​‍‌‍​‍‌‍‌‍‌‍‌​‌‍‌‌​ ‌ ​ ‍‌​ ‌​‌‍​ ‌‍​ ​ ‍ ‌ ‌​‌ ‍‌‌ ​​‌‍‌‌​ ‌‌ ‌‍‌‍‌‌‌‍ ‍‌ ‌‌‌‍‌‌​ ‍ ‌ ​​‌‍​‌‌ ‌​‌‍‍​​ ‌‌ ​ ‌ ‌‌‌‍​‍‌​ ‍‌‍​‌‌ ‌‍‌‍‍‌‌‍‌ ‌‍​‌‌ ‌​‌‍‍‌‌‍ ‌‍ ‍​‍ ‍‌‍​ ‌‍ ‌‍ ​‌ ‌‌‌‍ ‌‌‍ ‍‌ ​ ​‍‌‌​ ‌‌‌​​‍‌‌ ‌‍‍ ‌‍‌‌‌ ‍‌​‍‌‌​ ​ ‌​‌​​‍‌‌​ ​ ‌​‌​​‍‌‌​ ​‍​ ​‍​ ‌​​ ​ ‌‍‌‍​ ​ ​ ‌ ​ ​​​ ‌ ​ ‌ ​ ‌‍​ ‌‍‌‍​‌​ ​​​‍‌‌​ ​‍​ ​‍​‍‌‌​ ‌‌‌​‌​​‍ ‍‌ ‌​‌‍‍‌‌ ‌​‌‍ ​‌‍‌‌​ ‌‍​‍‌‍​‌‌ ​ ‌‍‌‌‌‌‌‌‌ ​‍‌‍ ​​ ‌‌‍‍​‌ ‌​‌ ‌​‌ ​​‌ ​ ​‍‌‌​ ​ ‌​​‌​‍‌‌​ ​‍‌​‌‍​‍‌‌​ ​‍‌​‌‍‌‍​ ‌‍‍​‌‍‌‌‌‍ ​‌ ​ ‌‍‌‌‌‍​‌‌ ​​‌‍‍‌‌‍‌‌‌ ​‍‌ ​ ​‍ ‍‌ ​ ‌‍​‌‌‍ ‍‌‍‍‌‌ ‌​‌ ‍‌​‍ ‍‌ ​ ‌ ‌​‌ ‌‌‌‍‌​‌‍‍‌‌‍ ​‍‌‍‌‍‍‌‌‍‌​​ ‌​ ​‍‌‍​‌​ ‍​​ ‌ ​ ​​​ ‌​​ ​ ​ ‌‍​‍ ‌​ ​‍​ ‌‍​ ‌‍‌‍‌​​‍ ‌​ ‌​‌‍‌‌​ ‍​​ ​​​‍ ‌​ ‍‌​ ‌‍​ ‌‌‌‍‌​​‍ ‌‌‍‌‍​ ‍‌​ ​‍‌‍​‍‌‍‌‍‌‍‌​‌‍‌‌​ ‌ ​ ‍‌​ ‌​‌‍​ ‌‍​ ​‍‌‍‌ ‌​‌ ‍‌‌ ​​‌‍‌‌​ ‌‌ ‌‍‌‍‌‌‌‍ ‍‌ ‌‌‌‍‌‌​‍‌‍‌ ​​‌‍​‌‌ ‌​‌‍‍​​ ‌‌ ​ ‌ ‌‌‌‍​‍‌​ ‍‌‍​‌‌ ‌‍‌‍‍‌‌‍‌ ‌‍​‌‌ ‌​‌‍‍‌‌‍ ‌‍ ‍​‍ ‍‌‍​ ‌‍ ‌‍ ​‌ ‌‌‌‍ ‌‌‍ ‍‌ ​ ​‍‌‌​ ‌‌‌​​‍‌‌ ‌‍‍ ‌‍‌‌‌ ‍‌​‍‌‌​ ​ ‌​‌​​‍‌‌​ ​ ‌​‌​​‍‌‌​ ​‍​ ​‍​ ‌​​ ​ ‌‍‌‍​ ​ ​ ‌ ​ ​​​ ‌ ​ ‌ ​ ‌‍​ ‌‍‌‍​‌​ ​​​‍‌‌​ ​‍​ ​‍​‍‌‌​ ‌‌‌​‌​​‍ ‍‌ ‌​‌‍‍‌‌ ‌​‌‍ ​‌‍‌‌​‍‌‍‌ ​​‌‍‌‌‌ ​‍‌ ​ ‌ ​​‌‍‌‌‌‍​ ‌ ‌​‌‍‍‌‌ ‌‍‌‍‌‌​ ‌‌ ​​‌ ‌‌‌‍​‍‌‍ ​‌‍‍‌‌ ​ ‌‍‍​‌‍‌‌‌‍‌​​‍​‍‌ ‌
Birthday Parties​​​​‌ ‍ ​‍​‍‌‍ ‌ ​‍‌‍‍‌‌‍‌ ‌‍‍‌‌‍ ‍​‍​‍​ ‍‍​‍​‍‌ ​ ‌‍​‌‌‍ ‍‌‍‍‌‌ ‌​‌ ‍‌​‍ ‍‌‍‍‌‌‍ ​‍​‍​‍ ​​‍​‍‌‍‍​‌ ​‍‌‍‌‌‌‍‌‍​‍​‍​ ‍‍​‍​‍‌‍‍​‌ ‌​‌ ‌​‌ ​​‌ ​ ​ ‍‍​‍ ​‍ ‌‍​ ‌‍‍​‌‍‌‌‌‍ ​‌ ​ ‌‍‌‌‌‍​‌‌ ​​‌‍‍‌‌‍‌‌‌ ​‍‌ ​ ​‍ ‍‌ ​ ‌‍​‌‌‍ ‍‌‍‍‌‌ ‌​‌ ‍‌​‍ ‍‌ ​ ‌ ‌​‌ ‌‌‌‍‌​‌‍‍‌‌‍ ​‍ ‌‍‍‌‌‍ ‍‌ ‌​‌‍‌‌‌‍ ‍‌ ‌​​‍ ‌‍‌‌‌‍‌​‌‍‍‌‌ ‌​​‍ ‌‍ ‌‌‍ ‌‍‌​‌‍‌‌​ ‌‌ ​​‌ ​‍‌‍‌‌‌ ​ ‌‍‌‌‌‍ ‍‌ ‌​‌‍​‌‌ ‌​‌‍‍‌‌‍ ‌‍ ‍​ ‍ ‌‍‍‌‌‍‌​​ ‌​ ​‍‌‍​‌​ ‍​​ ‌ ​ ​​​ ‌​​ ​ ​ ‌‍​‍ ‌​ ​‍​ ‌‍​ ‌‍‌‍‌​​‍ ‌​ ‌​‌‍‌‌​ ‍​​ ​​​‍ ‌​ ‍‌​ ‌‍​ ‌‌‌‍‌​​‍ ‌‌‍‌‍​ ‍‌​ ​‍‌‍​‍‌‍‌‍‌‍‌​‌‍‌‌​ ‌ ​ ‍‌​ ‌​‌‍​ ‌‍​ ​ ‍ ‌ ‌​‌ ‍‌‌ ​​‌‍‌‌​ ‌‌ ‌‍‌‍‌‌‌‍ ‍‌ ‌‌‌‍‌‌​ ‍ ‌ ​​‌‍​‌‌ ‌​‌‍‍​​ ‌‌ ​ ‌ ‌‌‌‍​‍‌​ ‍‌‍​‌‌ ‌‍‌‍‍‌‌‍‌ ‌‍​‌‌ ‌​‌‍‍‌‌‍ ‌‍ ‍​‍ ‍‌‍​ ‌‍ ‌‍ ​‌ ‌‌‌‍ ‌‌‍ ‍‌ ​ ​‍‌‌​ ‌‌‌​​‍‌‌ ‌‍‍ ‌‍‌‌‌ ‍‌​‍‌‌​ ​ ‌​‌​​‍‌‌​ ​ ‌​‌​​‍‌‌​ ​‍​ ​‍​ ​​‌‍​ ​ ‌‍​ ​‌‌‍‌‍​ ‍​‌‍​‌​ ‌‌‌‍‌‌​ ‌‍​ ‍​​ ‌​​‍‌‌​ ​‍​ ​‍​‍‌‌​ ‌‌‌​‌​​‍ ‍‌‍ ​‌‍‍‌‌‍ ‍‌‍‍ ‌ ​ ​‍‌‌​ ‌‌‌​​‍‌‌ ‌‍‍ ‌‍‌‌‌ ‍‌​‍‌‌​ ​ ‌​‌​​‍‌‌​ ​ ‌​‌​​‍‌‌​ ​‍​ ​‍​ ‌‌​ ​‍​ ​‌‌‍‌​‌‍‌‍​ ​​​ ​‌​ ‌‍​ ‌‌​ ‍​​ ​‌‌‍​‌​‍‌‌​ ​‍​ ​‍​‍‌‌​ ‌‌‌​‌​​‍ ‍‌ ‌​‌‍‍‌‌ ‌​‌‍ ​‌‍‌‌​ ‌‍​‍‌‍​‌‌ ​ ‌‍‌‌‌‌‌‌‌ ​‍‌‍ ​​ ‌‌‍‍​‌ ‌​‌ ‌​‌ ​​‌ ​ ​‍‌‌​ ​ ‌​​‌​‍‌‌​ ​‍‌​‌‍​‍‌‌​ ​‍‌​‌‍‌‍​ ‌‍‍​‌‍‌‌‌‍ ​‌ ​ ‌‍‌‌‌‍​‌‌ ​​‌‍‍‌‌‍‌‌‌ ​‍‌ ​ ​‍ ‍‌ ​ ‌‍​‌‌‍ ‍‌‍‍‌‌ ‌​‌ ‍‌​‍ ‍‌ ​ ‌ ‌​‌ ‌‌‌‍‌​‌‍‍‌‌‍ ​‍‌‍‌‍‍‌‌‍‌​​ ‌​ ​‍‌‍​‌​ ‍​​ ‌ ​ ​​​ ‌​​ ​ ​ ‌‍​‍ ‌​ ​‍​ ‌‍​ ‌‍‌‍‌​​‍ ‌​ ‌​‌‍‌‌​ ‍​​ ​​​‍ ‌​ ‍‌​ ‌‍​ ‌‌‌‍‌​​‍ ‌‌‍‌‍​ ‍‌​ ​‍‌‍​‍‌‍‌‍‌‍‌​‌‍‌‌​ ‌ ​ ‍‌​ ‌​‌‍​ ‌‍​ ​‍‌‍‌ ‌​‌ ‍‌‌ ​​‌‍‌‌​ ‌‌ ‌‍‌‍‌‌‌‍ ‍‌ ‌‌‌‍‌‌​‍‌‍‌ ​​‌‍​‌‌ ‌​‌‍‍​​ ‌‌ ​ ‌ ‌‌‌‍​‍‌​ ‍‌‍​‌‌ ‌‍‌‍‍‌‌‍‌ ‌‍​‌‌ ‌​‌‍‍‌‌‍ ‌‍ ‍​‍ ‍‌‍​ ‌‍ ‌‍ ​‌ ‌‌‌‍ ‌‌‍ ‍‌ ​ ​‍‌‌​ ‌‌‌​​‍‌‌ ‌‍‍ ‌‍‌‌‌ ‍‌​‍‌‌​ ​ ‌​‌​​‍‌‌​ ​ ‌​‌​​‍‌‌​ ​‍​ ​‍​ ​​‌‍​ ​ ‌‍​ ​‌‌‍‌‍​ ‍​‌‍​‌​ ‌‌‌‍‌‌​ ‌‍​ ‍​​ ‌​​‍‌‌​ ​‍​ ​‍​‍‌‌​ ‌‌‌​‌​​‍ ‍‌‍ ​‌‍‍‌‌‍ ‍‌‍‍ ‌ ​ ​‍‌‌​ ‌‌‌​​‍‌‌ ‌‍‍ ‌‍‌‌‌ ‍‌​‍‌‌​ ​ ‌​‌​​‍‌‌​ ​ ‌​‌​​‍‌‌​ ​‍​ ​‍​ ‌‌​ ​‍​ ​‌‌‍‌​‌‍‌‍​ ​​​ ​‌​ ‌‍​ ‌‌​ ‍​​ ​‌‌‍​‌​‍‌‌​ ​‍​ ​‍​‍‌‌​ ‌‌‌​‌​​‍ ‍‌ ‌​‌‍‍‌‌ ‌​‌‍ ​‌‍‌‌​‍‌‍‌ ​​‌‍‌‌‌ ​‍‌ ​ ‌ ​​‌‍‌‌‌‍​ ‌ ‌​‌‍‍‌‌ ‌‍‌‍‌‌​ ‌‌ ​​‌ ‌‌‌‍​‍‌‍ ​‌‍‍‌‌ ​ ‌‍‍​‌‍‌‌‌‍‌​​‍​‍‌ ‌
Memberships​​​​‌ ‍ ​‍​‍‌‍ ‌ ​‍‌‍‍‌‌‍‌ ‌‍‍‌‌‍ ‍​‍​‍​ ‍‍​‍​‍‌ ​ ‌‍​‌‌‍ ‍‌‍‍‌‌ ‌​‌ ‍‌​‍ ‍‌‍‍‌‌‍ ​‍​‍​‍ ​​‍​‍‌‍‍​‌ ​‍‌‍‌‌‌‍‌‍​‍​‍​ ‍‍​‍​‍‌‍‍​‌ ‌​‌ ‌​‌ ​​‌ ​ ​ ‍‍​‍ ​‍ ‌‍​ ‌‍‍​‌‍‌‌‌‍ ​‌ ​ ‌‍‌‌‌‍​‌‌ ​​‌‍‍‌‌‍‌‌‌ ​‍‌ ​ ​‍ ‍‌ ​ ‌‍​‌‌‍ ‍‌‍‍‌‌ ‌​‌ ‍‌​‍ ‍‌ ​ ‌ ‌​‌ ‌‌‌‍‌​‌‍‍‌‌‍ ​‍ ‌‍‍‌‌‍ ‍‌ ‌​‌‍‌‌‌‍ ‍‌ ‌​​‍ ‌‍‌‌‌‍‌​‌‍‍‌‌ ‌​​‍ ‌‍ ‌‌‍ ‌‍‌​‌‍‌‌​ ‌‌ ​​‌ ​‍‌‍‌‌‌ ​ ‌‍‌‌‌‍ ‍‌ ‌​‌‍​‌‌ ‌​‌‍‍‌‌‍ ‌‍ ‍​ ‍ ‌‍‍‌‌‍‌​​ ‌​ ​‍‌‍​‌​ ‍​​ ‌ ​ ​​​ ‌​​ ​ ​ ‌‍​‍ ‌​ ​‍​ ‌‍​ ‌‍‌‍‌​​‍ ‌​ ‌​‌‍‌‌​ ‍​​ ​​​‍ ‌​ ‍‌​ ‌‍​ ‌‌‌‍‌​​‍ ‌‌‍‌‍​ ‍‌​ ​‍‌‍​‍‌‍‌‍‌‍‌​‌‍‌‌​ ‌ ​ ‍‌​ ‌​‌‍​ ‌‍​ ​ ‍ ‌ ‌​‌ ‍‌‌ ​​‌‍‌‌​ ‌‌ ‌‍‌‍‌‌‌‍ ‍‌ ‌‌‌‍‌‌​ ‍ ‌ ​​‌‍​‌‌ ‌​‌‍‍​​ ‌‌ ​ ‌ ‌‌‌‍​‍‌​ ‍‌‍​‌‌ ‌‍‌‍‍‌‌‍‌ ‌‍​‌‌ ‌​‌‍‍‌‌‍ ‌‍ ‍​‍ ‍‌‍​ ‌‍ ‌‍ ​‌ ‌‌‌‍ ‌‌‍ ‍‌ ​ ​‍‌‌​ ‌‌‌​​‍‌‌ ‌‍‍ ‌‍‌‌‌ ‍‌​‍‌‌​ ​ ‌​‌​​‍‌‌​ ​ ‌​‌​​‍‌‌​ ​‍​ ​‍​ ‌‍​ ‍​​ ‌ ​ ‌‌​ ‌‍​ ​‍​ ​ ​ ​‌​ ‍​​ ​ ​ ‌‌​ ‍​​‍‌‌​ ​‍​ ​‍​‍‌‌​ ‌‌‌​‌​​‍ ‍‌‍ ​‌‍‍‌‌‍ ‍‌‍‍ ‌ ​ ​‍‌‌​ ‌‌‌​​‍‌‌ ‌‍‍ ‌‍‌‌‌ ‍‌​‍‌‌​ ​ ‌​‌​​‍‌‌​ ​ ‌​‌​​‍‌‌​ ​‍​ ​‍​ ​ ‌‍‌‍​ ​ ‌‍​‌​ ​‌‌‍‌‌‌‍​‌‌‍​ ​ ‍​‌‍‌‌‌‍‌‌​ ‌​​‍‌‌​ ​‍​ ​‍​‍‌‌​ ‌‌‌​‌​​‍ ‍‌ ‌​‌‍‍‌‌ ‌​‌‍ ​‌‍‌‌​ ‌‍​‍‌‍​‌‌ ​ ‌‍‌‌‌‌‌‌‌ ​‍‌‍ ​​ ‌‌‍‍​‌ ‌​‌ ‌​‌ ​​‌ ​ ​‍‌‌​ ​ ‌​​‌​‍‌‌​ ​‍‌​‌‍​‍‌‌​ ​‍‌​‌‍‌‍​ ‌‍‍​‌‍‌‌‌‍ ​‌ ​ ‌‍‌‌‌‍​‌‌ ​​‌‍‍‌‌‍‌‌‌ ​‍‌ ​ ​‍ ‍‌ ​ ‌‍​‌‌‍ ‍‌‍‍‌‌ ‌​‌ ‍‌​‍ ‍‌ ​ ‌ ‌​‌ ‌‌‌‍‌​‌‍‍‌‌‍ ​‍‌‍‌‍‍‌‌‍‌​​ ‌​ ​‍‌‍​‌​ ‍​​ ‌ ​ ​​​ ‌​​ ​ ​ ‌‍​‍ ‌​ ​‍​ ‌‍​ ‌‍‌‍‌​​‍ ‌​ ‌​‌‍‌‌​ ‍​​ ​​​‍ ‌​ ‍‌​ ‌‍​ ‌‌‌‍‌​​‍ ‌‌‍‌‍​ ‍‌​ ​‍‌‍​‍‌‍‌‍‌‍‌​‌‍‌‌​ ‌ ​ ‍‌​ ‌​‌‍​ ‌‍​ ​‍‌‍‌ ‌​‌ ‍‌‌ ​​‌‍‌‌​ ‌‌ ‌‍‌‍‌‌‌‍ ‍‌ ‌‌‌‍‌‌​‍‌‍‌ ​​‌‍​‌‌ ‌​‌‍‍​​ ‌‌ ​ ‌ ‌‌‌‍​‍‌​ ‍‌‍​‌‌ ‌‍‌‍‍‌‌‍‌ ‌‍​‌‌ ‌​‌‍‍‌‌‍ ‌‍ ‍​‍ ‍‌‍​ ‌‍ ‌‍ ​‌ ‌‌‌‍ ‌‌‍ ‍‌ ​ ​‍‌‌​ ‌‌‌​​‍‌‌ ‌‍‍ ‌‍‌‌‌ ‍‌​‍‌‌​ ​ ‌​‌​​‍‌‌​ ​ ‌​‌​​‍‌‌​ ​‍​ ​‍​ ‌‍​ ‍​​ ‌ ​ ‌‌​ ‌‍​ ​‍​ ​ ​ ​‌​ ‍​​ ​ ​ ‌‌​ ‍​​‍‌‌​ ​‍​ ​‍​‍‌‌​ ‌‌‌​‌​​‍ ‍‌‍ ​‌‍‍‌‌‍ ‍‌‍‍ ‌ ​ ​‍‌‌​ ‌‌‌​​‍‌‌ ‌‍‍ ‌‍‌‌‌ ‍‌​‍‌‌​ ​ ‌​‌​​‍‌‌​ ​ ‌​‌​​‍‌‌​ ​‍​ ​‍​ ​ ‌‍‌‍​ ​ ‌‍​‌​ ​‌‌‍‌‌‌‍​‌‌‍​ ​ ‍​‌‍‌‌‌‍‌‌​ ‌​​‍‌‌​ ​‍​ ​‍​‍‌‌​ ‌‌‌​‌​​‍ ‍‌ ‌​‌‍‍‌‌ ‌​‌‍ ​‌‍‌‌​‍‌‍‌ ​​‌‍‌‌‌ ​‍‌ ​ ‌ ​​‌‍‌‌‌‍​ ‌ ‌​‌‍‍‌‌ ‌‍‌‍‌‌​ ‌‌ ​​‌ ‌‌‌‍​‍‌‍ ​‌‍‍‌‌ ​ ‌‍‍​‌‍‌‌‌‍‌​​‍​‍‌ ‌
More
Overview​​​​‌ ‍ ​‍​‍‌‍ ‌ ​‍‌‍‍‌‌‍‌ ‌‍‍‌‌‍ ‍​‍​‍​ ‍‍​‍​‍‌ ​ ‌‍​‌‌‍ ‍‌‍‍‌‌ ‌​‌ ‍‌​‍ ‍‌‍‍‌‌‍ ​‍​‍​‍ ​​‍​‍‌‍‍​‌ ​‍‌‍‌‌‌‍‌‍​‍​‍​ ‍‍​‍​‍‌‍‍​‌ ‌​‌ ‌​‌ ​​‌ ​ ​ ‍‍​‍ ​‍ ‌‍​ ‌‍‍​‌‍‌‌‌‍ ​‌ ​ ‌‍‌‌‌‍​‌‌ ​​‌‍‍‌‌‍‌‌‌ ​‍‌ ​ ​‍ ‍‌ ​ ‌‍​‌‌‍ ‍‌‍‍‌‌ ‌​‌ ‍‌​‍ ‍‌ ​ ‌ ‌​‌ ‌‌‌‍‌​‌‍‍‌‌‍ ​‍ ‌‍‍‌‌‍ ‍‌ ‌​‌‍‌‌‌‍ ‍‌ ‌​​‍ ‌‍‌‌‌‍‌​‌‍‍‌‌ ‌​​‍ ‌‍ ‌‌‍ ‌‍‌​‌‍‌‌​ ‌‌ ​​‌ ​‍‌‍‌‌‌ ​ ‌‍‌‌‌‍ ‍‌ ‌​‌‍​‌‌ ‌​‌‍‍‌‌‍ ‌‍ ‍​ ‍ ‌‍‍‌‌‍‌​​ ‌​ ​‍‌‍​‌​ ‍​​ ‌ ​ ​​​ ‌​​ ​ ​ ‌‍​‍ ‌​ ​‍​ ‌‍​ ‌‍‌‍‌​​‍ ‌​ ‌​‌‍‌‌​ ‍​​ ​​​‍ ‌​ ‍‌​ ‌‍​ ‌‌‌‍‌​​‍ ‌‌‍‌‍​ ‍‌​ ​‍‌‍​‍‌‍‌‍‌‍‌​‌‍‌‌​ ‌ ​ ‍‌​ ‌​‌‍​ ‌‍​ ​ ‍ ‌ ‌​‌ ‍‌‌ ​​‌‍‌‌​ ‌‌ ‌‍‌‍‌‌‌‍ ‍‌ ‌‌‌‍‌‌​ ‍ ‌ ​​‌‍​‌‌ ‌​‌‍‍​​ ‌‌ ​ ‌ ‌‌‌‍​‍‌​ ‍‌‍​‌‌ ‌‍‌‍‍‌‌‍‌ ‌‍​‌‌ ‌​‌‍‍‌‌‍ ‌‍ ‍​‍ ‍‌‍​ ‌‍ ‌‍ ​‌ ‌‌‌‍ ‌‌‍ ‍‌ ​ ​‍‌‌​ ‌‌‌​​‍‌‌ ‌‍‍ ‌‍‌‌‌ ‍‌​‍‌‌​ ​ ‌​‌​​‍‌‌​ ​ ‌​‌​​‍‌‌​ ​‍​ ​‍‌‍​‍​ ​ ‌‍‌​​ ​‌‌‍‌‍​ ​ ​ ‍‌‌‍‌​​ ‍​​ ‍‌​ ‌ ​ ​​​ ‍​​ ​‍‌‍‌​​ ‌ ​ ​​​ ​ ‌‍‌‍​ ​‍​ ​‌​ ​ ‌‍​‌​ ‍​​ ‍​​ ​‌‌‍​‍​ ‌‌‌‍​‌‌‍​‌‌‍​‌​ ‌‍​‍‌‌​ ​‍​ ​‍​‍‌‌​ ‌‌‌​‌​​‍ ‍‌‍ ​‌‍‍‌‌‍ ‍‌‍‍ ‌ ​ ​‍‌‌​ ‌‌‌​​‍‌‌ ‌‍‍ ‌‍‌‌‌ ‍‌​‍‌‌​ ​ ‌​‌​​‍‌‌​ ​ ‌​‌​​‍‌‌​ ​‍​ ​‍​ ‍‌​ ‍‌​ ​‌​ ‍​‌‍​ ‌‍​ ​ ​ ​ ‍​​ ​‍​ ​‍​ ​‍​ ‍‌​‍‌‌​ ​‍​ ​‍​‍‌‌​ ‌‌‌​‌​​‍ ‍‌ ‌​‌‍‍‌‌ ‌​‌‍ ​‌‍‌‌​ ‌‍​‍‌‍​‌‌ ​ ‌‍‌‌‌‌‌‌‌ ​‍‌‍ ​​ ‌‌‍‍​‌ ‌​‌ ‌​‌ ​​‌ ​ ​‍‌‌​ ​ ‌​​‌​‍‌‌​ ​‍‌​‌‍​‍‌‌​ ​‍‌​‌‍‌‍​ ‌‍‍​‌‍‌‌‌‍ ​‌ ​ ‌‍‌‌‌‍​‌‌ ​​‌‍‍‌‌‍‌‌‌ ​‍‌ ​ ​‍ ‍‌ ​ ‌‍​‌‌‍ ‍‌‍‍‌‌ ‌​‌ ‍‌​‍ ‍‌ ​ ‌ ‌​‌ ‌‌‌‍‌​‌‍‍‌‌‍ ​‍‌‍‌‍‍‌‌‍‌​​ ‌​ ​‍‌‍​‌​ ‍​​ ‌ ​ ​​​ ‌​​ ​ ​ ‌‍​‍ ‌​ ​‍​ ‌‍​ ‌‍‌‍‌​​‍ ‌​ ‌​‌‍‌‌​ ‍​​ ​​​‍ ‌​ ‍‌​ ‌‍​ ‌‌‌‍‌​​‍ ‌‌‍‌‍​ ‍‌​ ​‍‌‍​‍‌‍‌‍‌‍‌​‌‍‌‌​ ‌ ​ ‍‌​ ‌​‌‍​ ‌‍​ ​‍‌‍‌ ‌​‌ ‍‌‌ ​​‌‍‌‌​ ‌‌ ‌‍‌‍‌‌‌‍ ‍‌ ‌‌‌‍‌‌​‍‌‍‌ ​​‌‍​‌‌ ‌​‌‍‍​​ ‌‌ ​ ‌ ‌‌‌‍​‍‌​ ‍‌‍​‌‌ ‌‍‌‍‍‌‌‍‌ ‌‍​‌‌ ‌​‌‍‍‌‌‍ ‌‍ ‍​‍ ‍‌‍​ ‌‍ ‌‍ ​‌ ‌‌‌‍ ‌‌‍ ‍‌ ​ ​‍‌‌​ ‌‌‌​​‍‌‌ ‌‍‍ ‌‍‌‌‌ ‍‌​‍‌‌​ ​ ‌​‌​​‍‌‌​ ​ ‌​‌​​‍‌‌​ ​‍​ ​‍‌‍​‍​ ​ ‌‍‌​​ ​‌‌‍‌‍​ ​ ​ ‍‌‌‍‌​​ ‍​​ ‍‌​ ‌ ​ ​​​ ‍​​ ​‍‌‍‌​​ ‌ ​ ​​​ ​ ‌‍‌‍​ ​‍​ ​‌​ ​ ‌‍​‌​ ‍​​ ‍​​ ​‌‌‍​‍​ ‌‌‌‍​‌‌‍​‌‌‍​‌​ ‌‍​‍‌‌​ ​‍​ ​‍​‍‌‌​ ‌‌‌​‌​​‍ ‍‌‍ ​‌‍‍‌‌‍ ‍‌‍‍ ‌ ​ ​‍‌‌​ ‌‌‌​​‍‌‌ ‌‍‍ ‌‍‌‌‌ ‍‌​‍‌‌​ ​ ‌​‌​​‍‌‌​ ​ ‌​‌​​‍‌‌​ ​‍​ ​‍​ ‍‌​ ‍‌​ ​‌​ ‍​‌‍​ ‌‍​ ​ ​ ​ ‍​​ ​‍​ ​‍​ ​‍​ ‍‌​‍‌‌​ ​‍​ ​‍​‍‌‌​ ‌‌‌​‌​​‍ ‍‌ ‌​‌‍‍‌‌ ‌​‌‍ ​‌‍‌‌​‍‌‍‌ ​​‌‍‌‌‌ ​‍‌ ​ ‌ ​​‌‍‌‌‌‍​ ‌ ‌​‌‍‍‌‌ ‌‍‌‍‌‌​ ‌‌ ​​‌ ‌‌‌‍​‍‌‍ ​‌‍‍‌‌ ​ ‌‍‍​‌‍‌‌‌‍‌​​‍​‍‌ ‌
Classes​​​​‌ ‍ ​‍​‍‌‍ ‌ ​‍‌‍‍‌‌‍‌ ‌‍‍‌‌‍ ‍​‍​‍​ ‍‍​‍​‍‌ ​ ‌‍​‌‌‍ ‍‌‍‍‌‌ ‌​‌ ‍‌​‍ ‍‌‍‍‌‌‍ ​‍​‍​‍ ​​‍​‍‌‍‍​‌ ​‍‌‍‌‌‌‍‌‍​‍​‍​ ‍‍​‍​‍‌‍‍​‌ ‌​‌ ‌​‌ ​​‌ ​ ​ ‍‍​‍ ​‍ ‌‍​ ‌‍‍​‌‍‌‌‌‍ ​‌ ​ ‌‍‌‌‌‍​‌‌ ​​‌‍‍‌‌‍‌‌‌ ​‍‌ ​ ​‍ ‍‌ ​ ‌‍​‌‌‍ ‍‌‍‍‌‌ ‌​‌ ‍‌​‍ ‍‌ ​ ‌ ‌​‌ ‌‌‌‍‌​‌‍‍‌‌‍ ​‍ ‌‍‍‌‌‍ ‍‌ ‌​‌‍‌‌‌‍ ‍‌ ‌​​‍ ‌‍‌‌‌‍‌​‌‍‍‌‌ ‌​​‍ ‌‍ ‌‌‍ ‌‍‌​‌‍‌‌​ ‌‌ ​​‌ ​‍‌‍‌‌‌ ​ ‌‍‌‌‌‍ ‍‌ ‌​‌‍​‌‌ ‌​‌‍‍‌‌‍ ‌‍ ‍​ ‍ ‌‍‍‌‌‍‌​​ ‌​ ​‍‌‍​‌​ ‍​​ ‌ ​ ​​​ ‌​​ ​ ​ ‌‍​‍ ‌​ ​‍​ ‌‍​ ‌‍‌‍‌​​‍ ‌​ ‌​‌‍‌‌​ ‍​​ ​​​‍ ‌​ ‍‌​ ‌‍​ ‌‌‌‍‌​​‍ ‌‌‍‌‍​ ‍‌​ ​‍‌‍​‍‌‍‌‍‌‍‌​‌‍‌‌​ ‌ ​ ‍‌​ ‌​‌‍​ ‌‍​ ​ ‍ ‌ ‌​‌ ‍‌‌ ​​‌‍‌‌​ ‌‌ ‌‍‌‍‌‌‌‍ ‍‌ ‌‌‌‍‌‌​ ‍ ‌ ​​‌‍​‌‌ ‌​‌‍‍​​ ‌‌ ​ ‌ ‌‌‌‍​‍‌​ ‍‌‍​‌‌ ‌‍‌‍‍‌‌‍‌ ‌‍​‌‌ ‌​‌‍‍‌‌‍ ‌‍ ‍​‍ ‍‌‍​ ‌‍ ‌‍ ​‌ ‌‌‌‍ ‌‌‍ ‍‌ ​ ​‍‌‌​ ‌‌‌​​‍‌‌ ‌‍‍ ‌‍‌‌‌ ‍‌​‍‌‌​ ​ ‌​‌​​‍‌‌​ ​ ‌​‌​​‍‌‌​ ​‍​ ​‍​ ​​​ ​‍​ ‌ ‌‍‌‍​ ‍‌​ ‌ ‌‍​‍​ ​ ‌‍‌‌​ ‍‌‌‍‌‌‌‍​ ​‍‌‌​ ​‍​ ​‍​‍‌‌​ ‌‌‌​‌​​‍ ‍‌‍ ​‌‍‍‌‌‍ ‍‌‍‍ ‌ ​ ​‍‌‌​ ‌‌‌​​‍‌‌ ‌‍‍ ‌‍‌‌‌ ‍‌​‍‌‌​ ​ ‌​‌​​‍‌‌​ ​ ‌​‌​​‍‌‌​ ​‍​ ​‍​ ‍‌​ ‍‌​ ​‌​ ‍​‌‍​ ‌‍​ ​ ​ ​ ‍​​ ​‍​ ​‍​ ​‍​ ‍‌​‍‌‌​ ​‍​ ​‍​‍‌‌​ ‌‌‌​‌​​‍ ‍‌ ‌​‌‍‍‌‌ ‌​‌‍ ​‌‍‌‌​ ‌‍​‍‌‍​‌‌ ​ ‌‍‌‌‌‌‌‌‌ ​‍‌‍ ​​ ‌‌‍‍​‌ ‌​‌ ‌​‌ ​​‌ ​ ​‍‌‌​ ​ ‌​​‌​‍‌‌​ ​‍‌​‌‍​‍‌‌​ ​‍‌​‌‍‌‍​ ‌‍‍​‌‍‌‌‌‍ ​‌ ​ ‌‍‌‌‌‍​‌‌ ​​‌‍‍‌‌‍‌‌‌ ​‍‌ ​ ​‍ ‍‌ ​ ‌‍​‌‌‍ ‍‌‍‍‌‌ ‌​‌ ‍‌​‍ ‍‌ ​ ‌ ‌​‌ ‌‌‌‍‌​‌‍‍‌‌‍ ​‍‌‍‌‍‍‌‌‍‌​​ ‌​ ​‍‌‍​‌​ ‍​​ ‌ ​ ​​​ ‌​​ ​ ​ ‌‍​‍ ‌​ ​‍​ ‌‍​ ‌‍‌‍‌​​‍ ‌​ ‌​‌‍‌‌​ ‍​​ ​​​‍ ‌​ ‍‌​ ‌‍​ ‌‌‌‍‌​​‍ ‌‌‍‌‍​ ‍‌​ ​‍‌‍​‍‌‍‌‍‌‍‌​‌‍‌‌​ ‌ ​ ‍‌​ ‌​‌‍​ ‌‍​ ​‍‌‍‌ ‌​‌ ‍‌‌ ​​‌‍‌‌​ ‌‌ ‌‍‌‍‌‌‌‍ ‍‌ ‌‌‌‍‌‌​‍‌‍‌ ​​‌‍​‌‌ ‌​‌‍‍​​ ‌‌ ​ ‌ ‌‌‌‍​‍‌​ ‍‌‍​‌‌ ‌‍‌‍‍‌‌‍‌ ‌‍​‌‌ ‌​‌‍‍‌‌‍ ‌‍ ‍​‍ ‍‌‍​ ‌‍ ‌‍ ​‌ ‌‌‌‍ ‌‌‍ ‍‌ ​ ​‍‌‌​ ‌‌‌​​‍‌‌ ‌‍‍ ‌‍‌‌‌ ‍‌​‍‌‌​ ​ ‌​‌​​‍‌‌​ ​ ‌​‌​​‍‌‌​ ​‍​ ​‍​ ​​​ ​‍​ ‌ ‌‍‌‍​ ‍‌​ ‌ ‌‍​‍​ ​ ‌‍‌‌​ ‍‌‌‍‌‌‌‍​ ​‍‌‌​ ​‍​ ​‍​‍‌‌​ ‌‌‌​‌​​‍ ‍‌‍ ​‌‍‍‌‌‍ ‍‌‍‍ ‌ ​ ​‍‌‌​ ‌‌‌​​‍‌‌ ‌‍‍ ‌‍‌‌‌ ‍‌​‍‌‌​ ​ ‌​‌​​‍‌‌​ ​ ‌​‌​​‍‌‌​ ​‍​ ​‍​ ‍‌​ ‍‌​ ​‌​ ‍​‌‍​ ‌‍​ ​ ​ ​ ‍​​ ​‍​ ​‍​ ​‍​ ‍‌​‍‌‌​ ​‍​ ​‍​‍‌‌​ ‌‌‌​‌​​‍ ‍‌ ‌​‌‍‍‌‌ ‌​‌‍ ​‌‍‌‌​‍‌‍‌ ​​‌‍‌‌‌ ​‍‌ ​ ‌ ​​‌‍‌‌‌‍​ ‌ ‌​‌‍‍‌‌ ‌‍‌‍‌‌​ ‌‌ ​​‌ ‌‌‌‍​‍‌‍ ​‌‍‍‌‌ ​ ‌‍‍​‌‍‌‌‌‍‌​​‍​‍‌ ‌